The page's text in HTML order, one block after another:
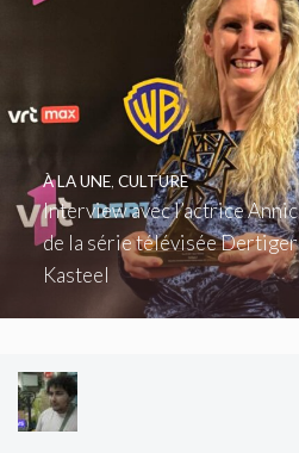
Interview avec l’actrice
de la série télévisée
Kasteel
À LA UNE, CULTURE